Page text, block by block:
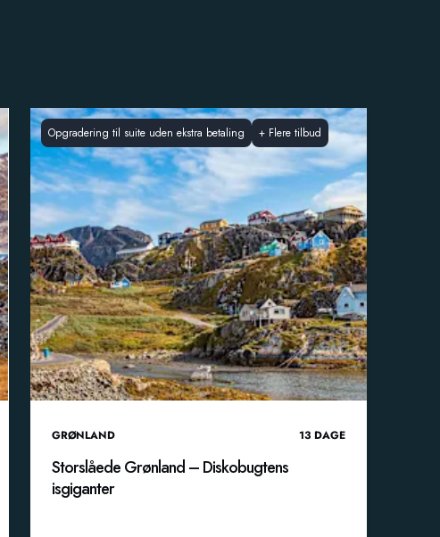
Opgradering til suite uden ekstra betaling + Flere tilbud
GRØNLAND 13 DAGE
Storslåede Grønland – Diskobugtens
isgiganter